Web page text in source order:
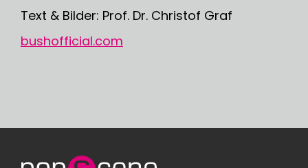
Text & Bilder: Prof. Dr. Christof Graf
bushofficial.com